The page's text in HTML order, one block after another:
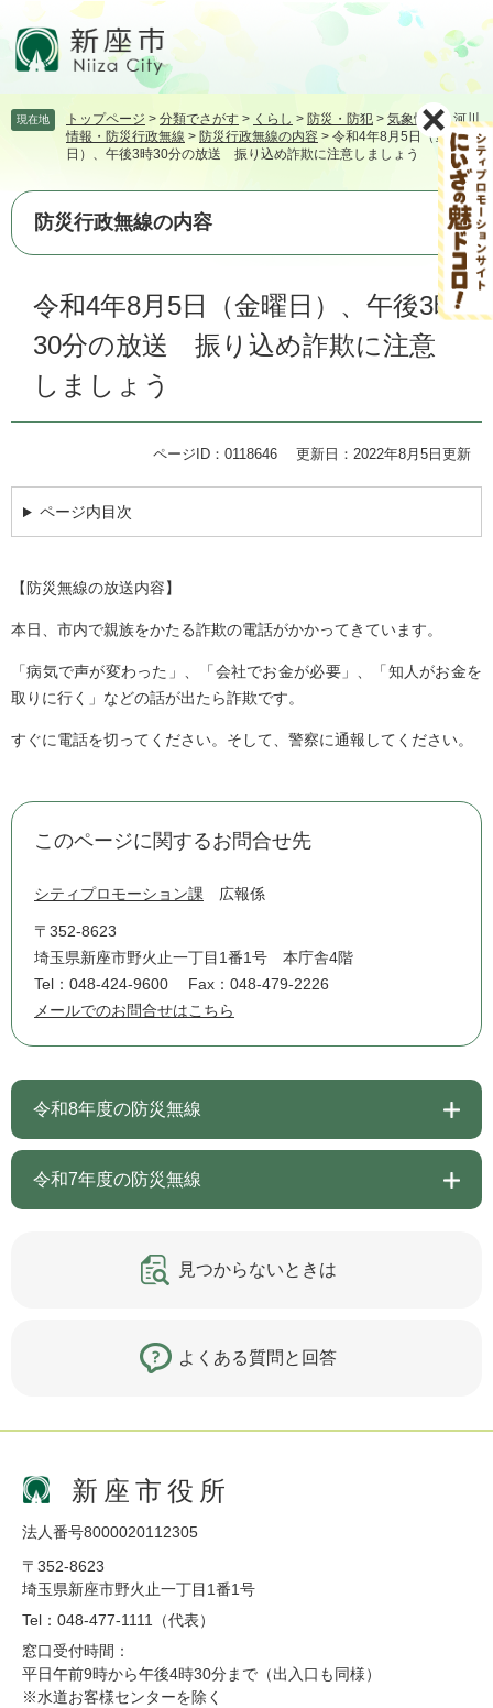
頭飛
て
文
現在地 トップページ > 分類でさがす > くらし > 防災・防犯 > 気象情報・河川
情報・防災行政無線 > 防災行政無線の内容 > 令和4年8月5日（金曜
日）、午後3時30分の放送 振り込め詐欺に注意しましょう
防災行政無線の内容
令和4年8月5日（金曜日）、午後3時
30分の放送 振り込め詐欺に注意
しましょう
ページID：0118646 更新日：2022年8月5日更新
ページ内目次
【防災無線の放送内容】
本日、市内で親族をかたる詐欺の電話がかかってきています。
「病気で声が変わった」、「会社でお金が必要」、「知人がお金を
取りに行く」などの話が出たら詐欺です。
すぐに電話を切ってください。そして、警察に通報してください。
このページに関するお問合せ先
シティプロモーション課 広報係
〒352-8623
埼玉県新座市野火止一丁目1番1号 本庁舎4階
Tel：048-424-9600
Fax：048-479-2226
メールでのお問合せはこちら
令和8年度の防災無線
令和7年度の防災無線
見つからないときは
よくある質問と回答
新座市役所
法人番号8000020112305
〒352-8623
埼玉県新座市野火止一丁目1番1号
Tel：048-477-1111（代表）
窓口受付時間：
平日午前9時から午後4時30分まで（出入口も同様）
※水道お客様センターを除く